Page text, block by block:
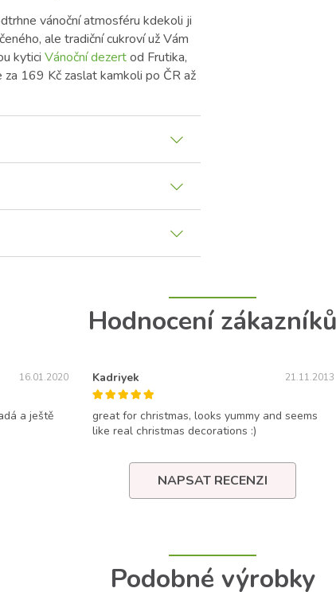
vánoční atmosféru kdekoli ji
ale tradiční cukroví už Vám
kytici Vánoční dezertod Frutika,
169 Kč zaslat kamkoli po ČR až
Hodnocení zákazníků
16.01.2020
a ještě
Kadriyek 21.11.2013
great for christmas, looks yummy and seems
like real christmas decorations :)
NAPSAT RECENZI
Podobné výrobky